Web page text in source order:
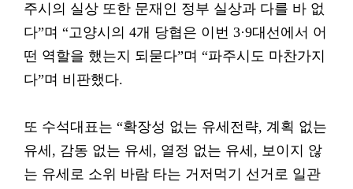
주시의 실상 또한 문재인 정부 실상과 다를 바 없
다”며 “고양시의 4개 당협은 이번 3·9대선에서 어
떤 역할을 했는지 되묻다”며 “파주시도 마찬가지
다”며 비판했다.
또 수석대표는 “확장성 없는 유세전략, 계획 없는
유세, 감동 없는 유세, 열정 없는 유세, 보이지 않
는 유세로 소위 바람 타는 거저먹기 선거로 일관